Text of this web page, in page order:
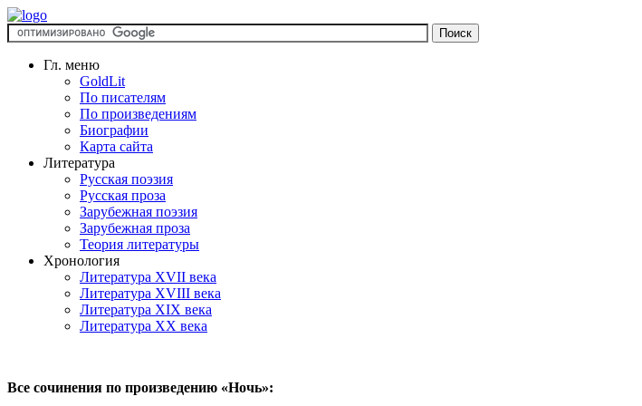
Гл. меню
GoldLit
По писателям
По произведениям
Биографии
Карта сайта
Литература
Русская поэзия
Русская проза
Зарубежная поэзия
Зарубежная проза
Теория литературы
Хронология
Литература XVII века
Литература XVIII века
Литература XIX века
Литература XX века
Все сочинения по произведению «Ночь»: